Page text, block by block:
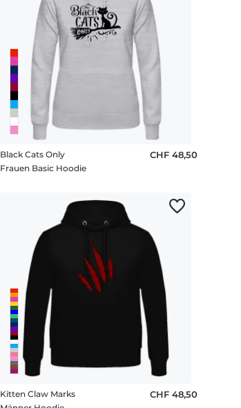
Black Cats Only
Frauen Basic Hoodie
CHF 48,50
Kitten Claw Marks
CHF 48,50